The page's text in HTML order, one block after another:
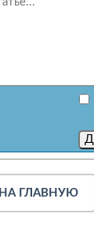
НА ГЛАВНУЮ